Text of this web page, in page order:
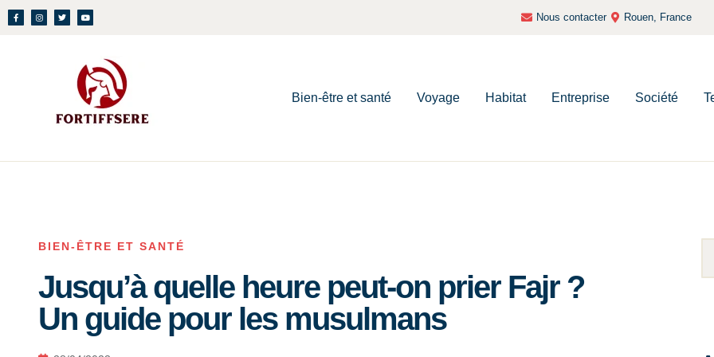
Nous contacter Rouen, France
Bien-être et santé Voyage Habitat Entreprise Société
BIEN-ÊTRE ET SANTÉ
Jusqu’à quelle heure peut-on prier Fajr ?
Un guide pour les musulmans